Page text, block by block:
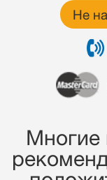
Не
Многие